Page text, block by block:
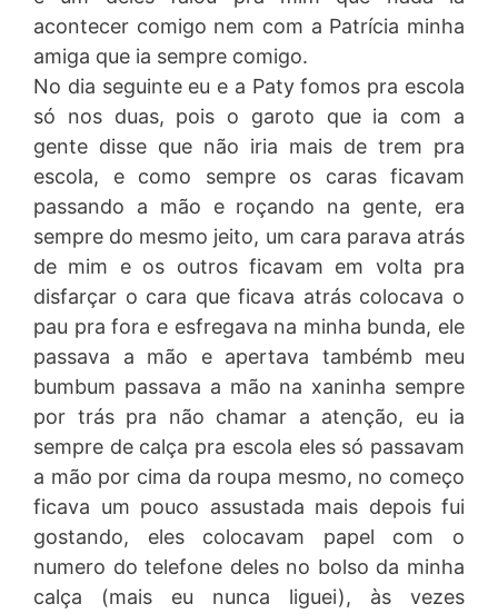
acontecer comigo nem com a Patrícia minha
amiga que ia sempre comigo.
No dia seguinte eu e a Paty fomos pra escola
só nos duas, pois o garoto que ia com a
gente disse que não iria mais de trem pra
escola, e como sempre os caras ficavam
passando a mão e roçando na gente, era
sempre do mesmo jeito, um cara parava atrás
de mim e os outros ficavam em volta pra
disfarçar o cara que ficava atrás colocava o
pau pra fora e esfregava na minha bunda, ele
passava a mão e apertava tambémb meu
bumbum passava a mão na xaninha sempre
por trás pra não chamar a atenção, eu ia
sempre de calça pra escola eles só passavam
a mão por cima da roupa mesmo, no começo
ficava um pouco assustada mais depois fui
gostando, eles colocavam papel com o
numero do telefone deles no bolso da minha
calça (mais eu nunca liguei), às vezes